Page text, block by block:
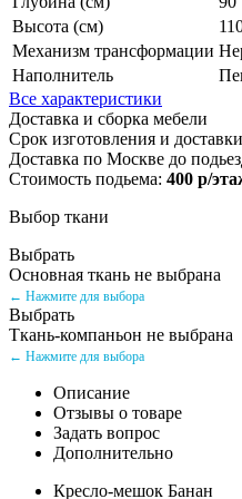
Высота (см)
Механизм трансформации
Наполнитель
Все характеристики
Доставка и сборка мебели
Срок изготовления и
Доставка по Москве до
Стоимость подьема: 400 р/
Выбор ткани
Выбрать
Основная ткань не выбрана
← Нажмите для выбора
Выбрать
Ткань-компаньон не выбрана
← Нажмите для выбора
Описание
Отзывы о товаре
Задать вопрос
Дополнительно
Кресло-мешок Банан